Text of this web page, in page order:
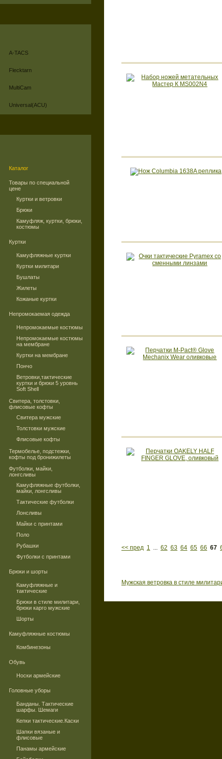
A-TACS
Flecktarn
MultiCam
Universal(ACU)
Каталог
Товары по специальной
цене
Куртки и ветровки
Брюки
Камуфляж, куртки, брюки,
костюмы
Куртки
Камуфляжные куртки
Куртки милитари
Бушлаты
Жилеты
Кожаные куртки
Непромокаемая одежда
Непромокаемые костюмы
Непромокаемые костюмы
на мембране
Куртки на мембране
Пончо
Ветровки,тактические
куртки и брюки 5 уровнь
Soft Shell
Свитера, толстовки,
флисовые кофты
Свитера мужские
Толстовки мужские
Флисовые кофты
Термобелье, подстежки,
кофты под бронижилеты
Футболки, майки,
лонгсливы
Камуфляжные футболки,
майки, лонгсливы
Тактические футболки
Лонсливы
Майки с принтами
Поло
Рубашки
Футболки с принтами
Брюки и шорты
Камуфляжные и
тактические
Брюки в стиле милитари,
брюки карго мужские
Шорты
Камуфляжные костюмы
Комбинезоны
Обувь
Носки армейские
Головные уборы
Банданы. Тактические
шарфы. Шемаги
Кепки тактические.Каски
Шапки вязаные и
флисовые
Панамы армейские
<< пред 1 ... 62 63 64 65 66 67
Мужская ветровка в стиле